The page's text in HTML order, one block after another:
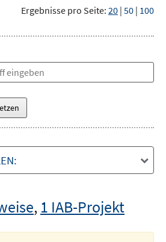
Ergebnisse pro Seite: 20 | 50 | 100
, 1 IAB-Projekt